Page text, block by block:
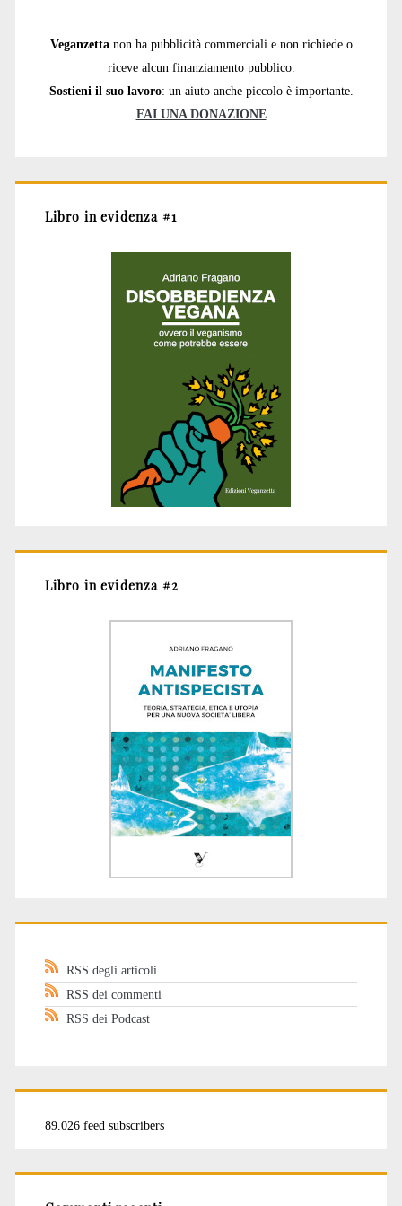
Veganzetta non ha pubblicità commerciali e non richiede o
riceve alcun finanziamento pubblico.
Sostieni il suo lavoro: un aiuto anche piccolo è importante.
FAI UNA DONAZIONE
Libro in evidenza #1
Libro in evidenza #2
RSS degli articoli
RSS dei commenti
RSS dei Podcast
89.026 feed subscribers